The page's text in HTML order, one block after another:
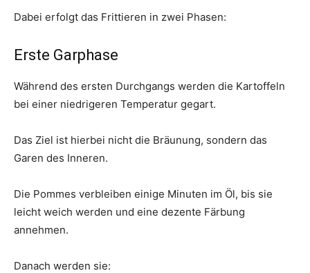
Dabei erfolgt das Frittieren in zwei Phasen:
Erste Garphase
Während des ersten Durchgangs werden die Kartoffeln
bei einer niedrigeren Temperatur gegart.
Das Ziel ist hierbei nicht die Bräunung, sondern das
Garen des Inneren.
Die Pommes verbleiben einige Minuten im Öl, bis sie
leicht weich werden und eine dezente Färbung
annehmen.
Danach werden sie: